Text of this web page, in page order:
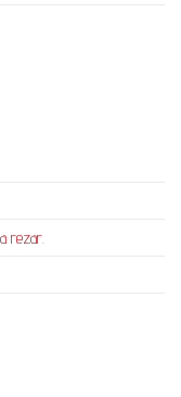
rezar.